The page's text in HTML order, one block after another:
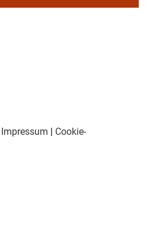
Impressum | Cookie-